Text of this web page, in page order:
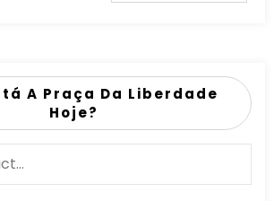
A Praça Da Liberdade
Hoje?